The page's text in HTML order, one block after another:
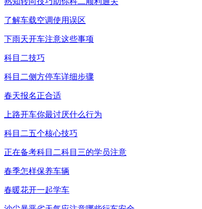
了解车载空调使用误区
下雨天开车注意这些事项
科目二技巧
科目二侧方停车详细步骤
春天报名正合适
上路开车你最讨厌什么行为
科目二五个核心技巧
正在备考科目二科目三的学员注意
春季怎样保养车辆
春暖花开一起学车